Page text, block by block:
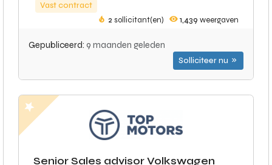
Vast contract
2 sollicitant(en) 1,439 weergaven
Gepubliceerd: 9 maanden geleden
Solliciteer nu
Senior Sales advisor Volkswagen